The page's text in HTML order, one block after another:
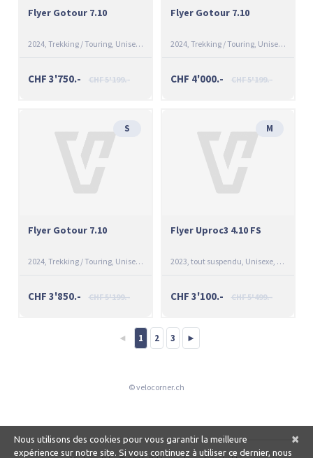
Flyer Gotour 7.10
2024 Trekking / Touring Unisexe
CHF 3'750.- CHF 5'199.-
Flyer Gotour 7.10
2024 Trekking / Touring Unisexe
CHF 4'000.- CHF 5'199.-
S
Flyer Gotour 7.10
2024 Trekking / Touring Unisexe
CHF 3'850.- CHF 5'199.-
M
Flyer Uproc3 4.10 FS
2023 tout suspendu Unisexe
CHF 3'100.- CHF 5'499.-
◄ 1 2 3 ►
© velocorner.ch
×
Nous utilisons des cookies pour vous garantir la meilleure
expérience sur notre site. Si vous continuez à utiliser ce dernier, nous